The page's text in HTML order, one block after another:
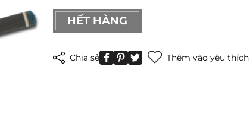
HẾT HÀNG
Chia sẻ Thêm vào yêu thích